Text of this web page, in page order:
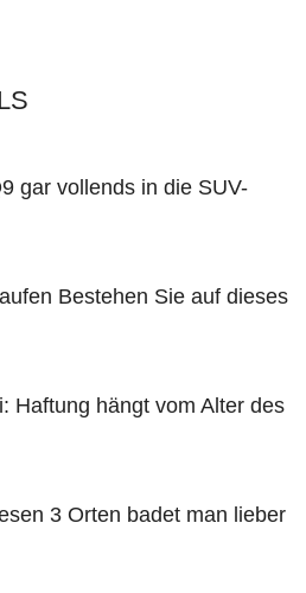
gar vollends in die SUV-
Bestehen Sie auf dieses
Haftung hängt vom Alter des
3 Orten badet man lieber